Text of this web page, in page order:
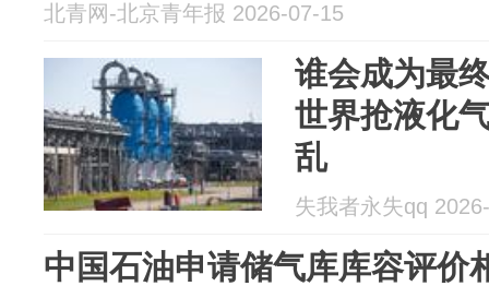
北青网-北京青年报 2026-07-15
谁会成为最
世界抢液化
乱
失我者永失qq
中国石油申请储气库库容评价